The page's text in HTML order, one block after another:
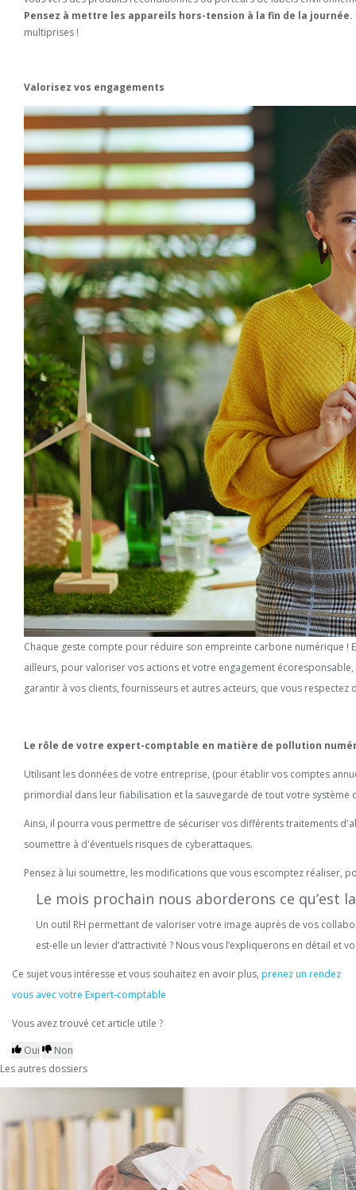
Pensez à mettre les appareils hors-tension à la fin de la journée.
multiprises !
Valorisez vos engagements
Chaque geste compte pour réduire son empreinte carbone numérique !
ailleurs, pour valoriser vos actions et votre engagement
garantir à vos clients, fournisseurs et autres acteurs, que vous respectez
Le rôle de votre expert-comptable en matière de pollution
Utilisant les données de votre entreprise, (pour établir vos comptes
primordial dans leur fiabilisation et la sauvegarde de tout votre
Ainsi, il pourra vous permettre de sécuriser vos différents traitements
soumettre à d'éventuels risques de cyberattaques.
Pensez à lui soumettre, les modifications que vous escomptez réaliser,
Le mois prochain nous aborderons ce qu’est
Un outil RH permettant de valoriser votre image auprès de vos
est-elle un levier d’attractivité ? Nous vous l’expliquerons en détail et
Ce sujet vous intéresse et vous souhaitez en avoir plus, prenez un rendez
vous avec votre Expert-comptable
Vous avez trouvé cet article utile ?
Oui
Non
Les autres dossiers